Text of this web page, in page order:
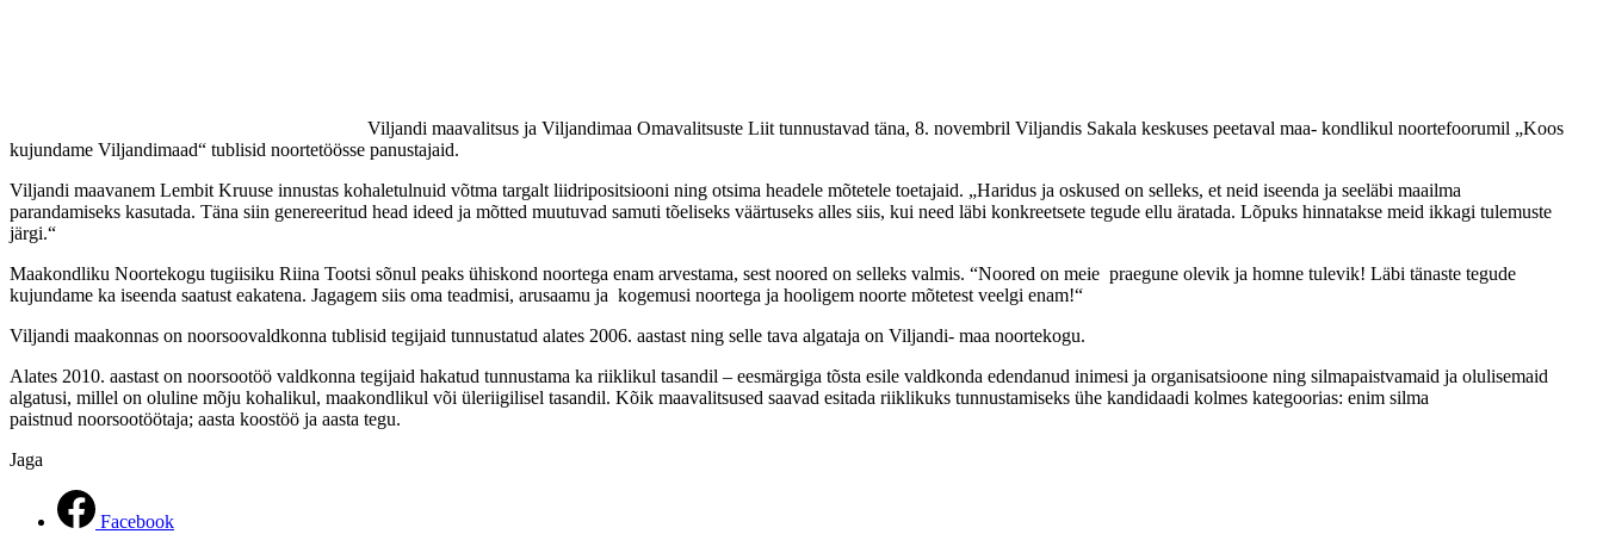
Viljandi maavalitsus ja Viljandimaa Omavalitsuste Liit tunnustavad täna, 8. novembril Viljandis Sakala keskuses peetaval maa- kondlikul noortefoorumil „Koos
kujundame Viljandimaad“ tublisid noortetöösse panustajaid.
Viljandi maavanem Lembit Kruuse innustas kohaletulnuid võtma targalt liidripositsiooni ning otsima headele mõtetele toetajaid. „Haridus ja oskused on selleks, et neid iseenda ja seeläbi maailma
parandamiseks kasutada. Täna siin genereeritud head ideed ja mõtted muutuvad samuti tõeliseks väärtuseks alles siis, kui need läbi konkreetsete tegude ellu äratada. Lõpuks hinnatakse meid ikkagi tulemuste
järgi.“
Maakondliku Noortekogu tugiisiku Riina Tootsi sõnul peaks ühiskond noortega enam arvestama, sest noored on selleks valmis. “Noored on meie praegune olevik ja homne tulevik! Läbi tänaste tegude
kujundame ka iseenda saatust eakatena. Jagagem siis oma teadmisi, arusaamu ja kogemusi noortega ja hooligem noorte mõtetest veelgi enam!“
Viljandi maakonnas on noorsoovaldkonna tublisid tegijaid tunnustatud alates 2006. aastast ning selle tava algataja on Viljandi- maa noortekogu.
Alates 2010. aastast on noorsootöö valdkonna tegijaid hakatud tunnustama ka riiklikul tasandil – eesmärgiga tõsta esile valdkonda edendanud inimesi ja organisatsioone ning silmapaistvamaid ja olulisemaid
algatusi, millel on oluline mõju kohalikul, maakondlikul või üleriigilisel tasandil. Kõik maavalitsused saavad esitada riiklikuks tunnustamiseks ühe kandidaadi kolmes kategoorias: enim silma
paistnud noorsootöötaja; aasta koostöö ja aasta tegu.
Jaga
Facebook